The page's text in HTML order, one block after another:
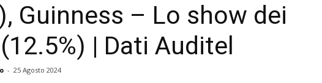
Guinness – Lo show dei
| Dati Auditel
- 25 Agosto 2024